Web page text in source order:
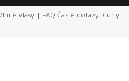
vlasy | FAQ Časté dotazy: Curly